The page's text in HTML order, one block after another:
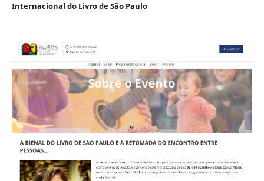
Internacional do Livro de São Paulo